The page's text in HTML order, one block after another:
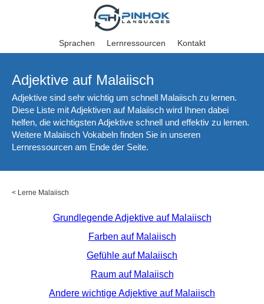
Sprachen Lernressourcen Kontakt
Adjektive auf Malaiisch
Adjektive sind sehr wichtig um schnell Malaiisch zu lernen.
Diese Liste mit Adjektiven auf Malaiisch wird Ihnen dabei
helfen, die wichtigsten Adjektive schnell und effektiv zu lernen.
Weitere Malaiisch Vokabeln finden Sie in unseren
Lernressourcen am Ende der Seite.
< Lerne Malaiisch
Grundlegende Adjektive auf Malaiisch
Farben auf Malaiisch
Gefühle auf Malaiisch
Raum auf Malaiisch
Andere wichtige Adjektive auf Malaiisch